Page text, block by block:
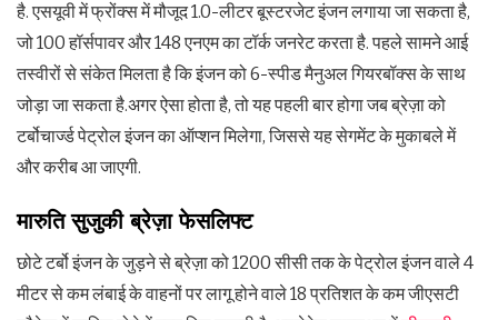
है. एसयूवी में फ्रोंक्स में मौजूद 1.0-लीटर बूस्टरजेट इंजन लगाया जा सकता है,
जो 100 हॉर्सपावर और 148 एनएम का टॉर्क जनरेट करता है. पहले सामने आई
तस्वीरों से संकेत मिलता है कि इंजन को 6-स्पीड मैनुअल गियरबॉक्स के साथ
जोड़ा जा सकता है.अगर ऐसा होता है, तो यह पहली बार होगा जब ब्रेज़ा को
टर्बोचार्ज्ड पेट्रोल इंजन का ऑप्शन मिलेगा, जिससे यह सेगमेंट के मुकाबले में
और करीब आ जाएगी.
मारुति सुजुकी ब्रेज़ा फेसलिफ्ट
छोटे टर्बो इंजन के जुड़ने से ब्रेज़ा को 1200 सीसी तक के पेट्रोल इंजन वाले 4
मीटर से कम लंबाई के वाहनों पर लागू होने वाले 18 प्रतिशत के कम जीएसटी